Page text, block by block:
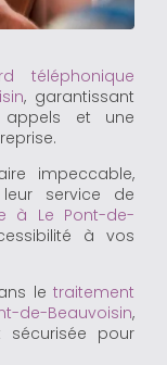
téléphonique
, garantissant
appels et une
impeccable,
service de
à Le Pont-de-
à vos
le traitement
de-Beauvoisin,
sécurisée pour